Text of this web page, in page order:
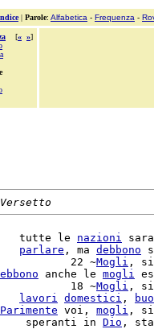
| Parole: Alfabetica - Frequenza -
[« »]
tutte le
nazioni
parlare , ma debbono
22 ~Mogli ,
anche le mogli
18 ~Mogli ,
lavori domestici ,
Parimente voi, mogli ,
speranti in
Dio ,